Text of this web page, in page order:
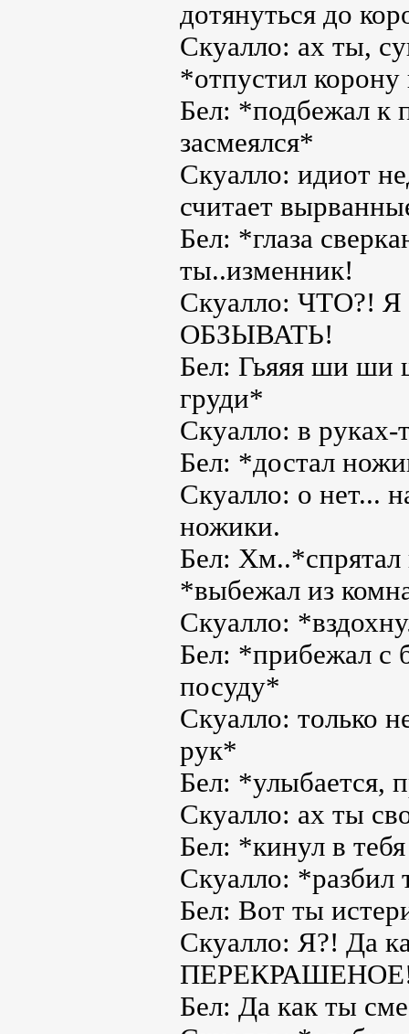
дотянуться до
Скуалло: ах ты,
*отпустил корону
Бел: *подбежал к
засмеялся*
Скуалло: идиот
считает
Бел: *глаза
ты..изменник!
Скуалло: ЧТО?!
ОБЗЫВАТЬ!
Бел: Гьяяя ши ши
груди*
Скуалло: в руках-
Бел: *достал
Скуалло: о нет...
ножики.
Бел:
*выбежал из
Скуалло:
Бел: *прибежал с
посуду*
Скуалло: только
рук*
Бел: *улыбается,
Скуалло: ах ты
Бел: *кинул в
Скуалло: *разбил
Бел: Вот ты
Скуалло: Я?! Да
Бел: Да как ты